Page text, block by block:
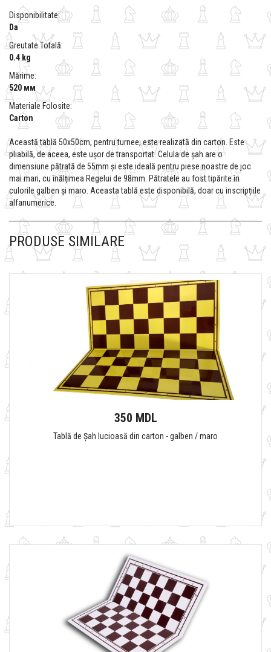
Disponibilitate:
Da
Greutate Totală:
0.4 kg
Mărime:
520 мм
Materiale Folosite:
Carton
Această tablă 50x50cm, pentru turnee, este realizată din carton. Este
pliabilă, de aceea, este ușor de transportat. Celula de șah are o
dimensiune pătrată de 55mm și este ideală pentru piese noastre de joc
mai mari, cu înălțimea Regelui de 98mm. Pătratele au fost tipărite în
culorile galben și maro. Aceasta tablă este disponibilă, doar cu inscripțiile
alfanumerice.
PRODUSE SIMILARE
350 MDL
Tablă de Șah lucioasă din carton - galben / maro